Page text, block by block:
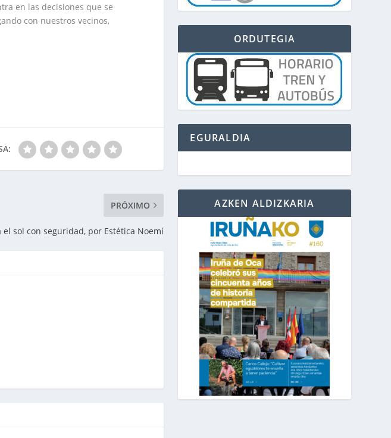
en las decisiones que se
con nuestros vecinos,
PRÓXIMO
el sol con seguridad, por Estética Noemí
ORDUTEGIA
EGURALDIA
AZKEN ALDIZKARIA